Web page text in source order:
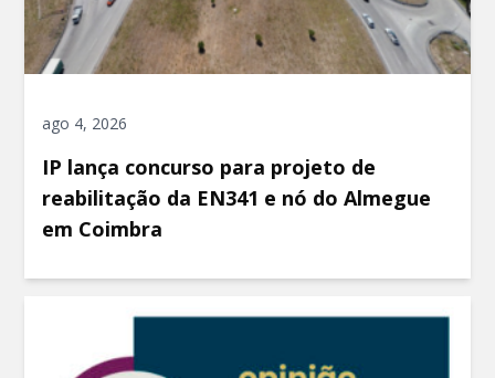
ago 4, 2026
IP lança concurso para projeto de
reabilitação da EN341 e nó do Almegue
em Coimbra